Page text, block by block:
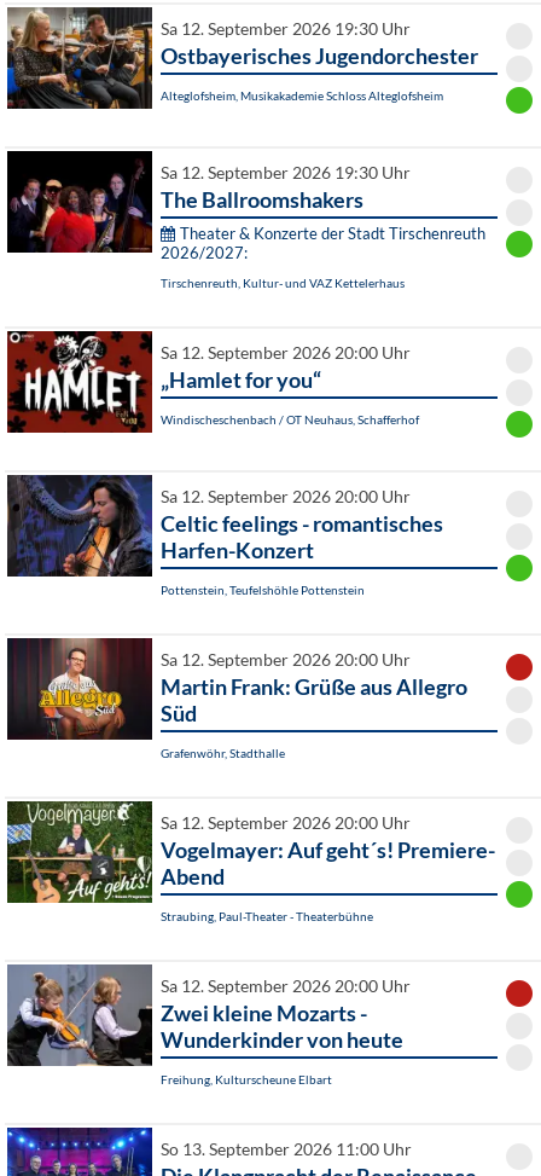
Sa 12. September 2026 19:30 Uhr
Ostbayerisches Jugendorchester
Alteglofsheim, Musikakademie Schloss Alteglofsheim
Sa 12. September 2026 19:30 Uhr
The Ballroomshakers
Theater & Konzerte der Stadt Tirschenreuth
2026/2027:
Tirschenreuth, Kultur- und VAZ Kettelerhaus
Sa 12. September 2026 20:00 Uhr
„Hamlet for you“
Windischeschenbach / OT Neuhaus, Schafferhof
Sa 12. September 2026 20:00 Uhr
Celtic feelings - romantisches
Harfen-Konzert
Pottenstein, Teufelshöhle Pottenstein
Sa 12. September 2026 20:00 Uhr
Martin Frank: Grüße aus Allegro
Süd
Grafenwöhr, Stadthalle
Sa 12. September 2026 20:00 Uhr
Vogelmayer: Auf geht´s! Premiere-
Abend
Straubing, Paul-Theater - Theaterbühne
Sa 12. September 2026 20:00 Uhr
Zwei kleine Mozarts -
Wunderkinder von heute
Freihung, Kulturscheune Elbart
So 13. September 2026 11:00 Uhr